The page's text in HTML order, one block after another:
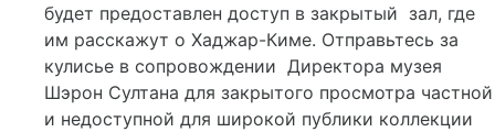
будет предоставлен доступ в закрытый зал, где
им расскажут о Хаджар-Киме. Отправьтесь за
кулисье в сопровождении Директора музея
Шэрон Султана для закрытого просмотра частной
и недоступной для широкой публики коллекции